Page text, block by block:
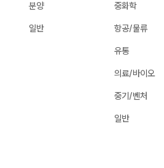
분양
일반
중화학
항공/물류
유통
의료/바이오
중기/벤처
일반